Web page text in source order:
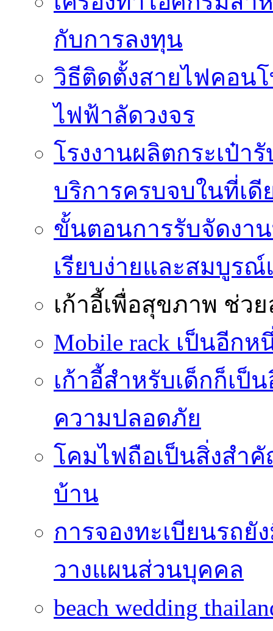
กับการลงทุน
วิธีติดตั้งสายไฟคอน
ไฟฟ้าลัดวงจร
โรงงานผลิตกระเป๋า
บริการครบจบในที่เดี
ขั้นตอนการรับจัดงา
เรียบง่ายและสมบูร
เก้าอี้เพื่อสุขภาพ ช่วย
Mobile rack เป็นอีก
เก้าอี้สำหรับเด็กก็เป็
ความปลอดภัย
โคมไฟถือเป็นสิ่งสำ
บ้าน
การจองทะเบียนรถ
วางแผนส่วนบุคคล
beach wedding